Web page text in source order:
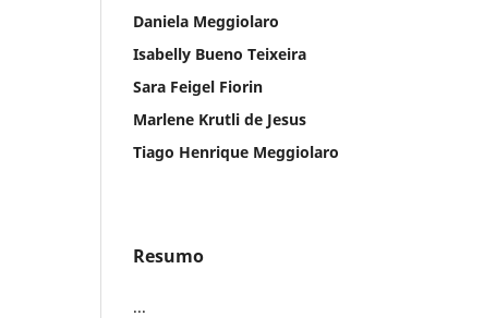
Daniela Meggiolaro
Isabelly Bueno Teixeira
Sara Feigel Fiorin
Marlene Krutli de Jesus
Tiago Henrique Meggiolaro
Resumo
...